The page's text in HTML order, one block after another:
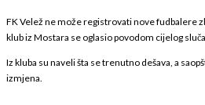
FK Velež ne može registrovati nove fudbalere
klub iz Mostara se oglasio povodom cijelog
Iz kluba su naveli šta se trenutno dešava, a
izmjena.